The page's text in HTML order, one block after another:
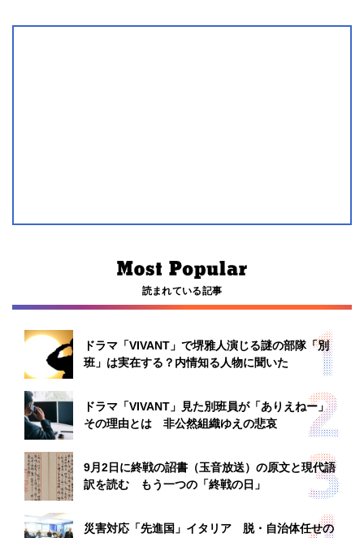
読まれている記事
ドラマ「VIVANT」で堺雅人演じる謎の部隊「別
班」は実在する？内情知る人物に聞いた
ドラマ「VIVANT」見た別班員が「ありえねー」
その理由とは 非公然組織ゆえの悲哀
9月2日に終戦の詔書（玉音放送）の原文と現代語
訳を読む もう一つの「終戦の日」
災害対応「先進国」イタリア 脱・自治体任せの